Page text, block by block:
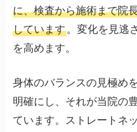
に、検査から施術まで院
しています。変化を見逃
を高めます。
身体のバランスの見極め
明確にし、それが当院の
ています。ストレートネ